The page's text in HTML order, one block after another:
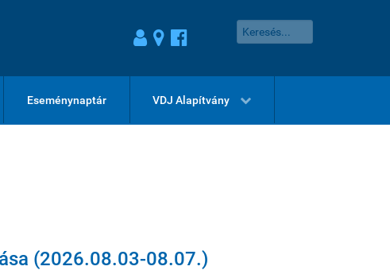
Eseménynaptár VDJ Alapítvány
(2026.08.03-08.07.)